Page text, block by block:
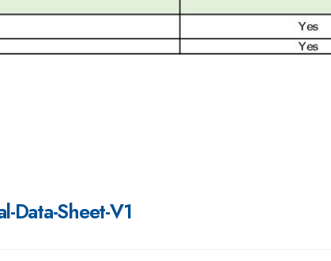
Data-Sheet-V1